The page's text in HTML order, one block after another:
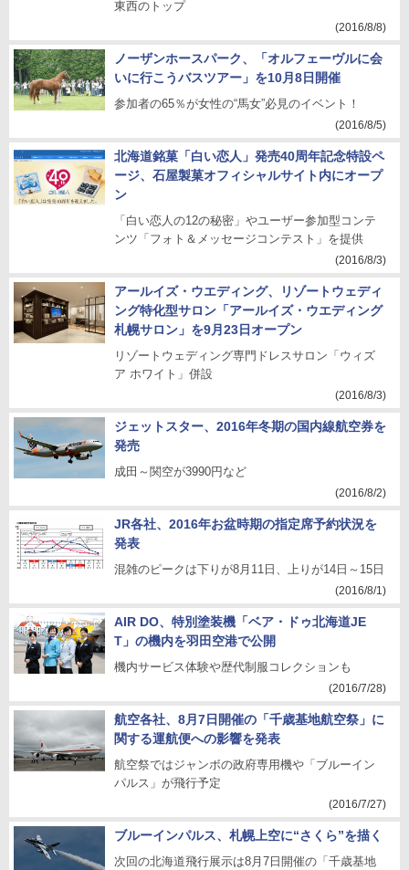
東西のトップ
(2016/8/8)
ノーザンホースパーク、「オルフェーヴルに会
いに行こうバスツアー」を10月8日開催
参加者の65％が女性の“馬女”必見のイベント！
(2016/8/5)
北海道銘菓「白い恋人」発売40周年記念特設ペ
ージ、石屋製菓オフィシャルサイト内にオープ
ン
「白い恋人の12の秘密」やユーザー参加型コンテ
ンツ「フォト＆メッセージコンテスト」を提供
(2016/8/3)
アールイズ・ウエディング、リゾートウェディ
ング特化型サロン「アールイズ・ウエディング
札幌サロン」を9月23日オープン
リゾートウェディング専門ドレスサロン「ウィズ
ア ホワイト」併設
(2016/8/3)
ジェットスター、2016年冬期の国内線航空券を
発売
成田～関空が3990円など
(2016/8/2)
JR各社、2016年お盆時期の指定席予約状況を
発表
混雑のピークは下りが8月11日、上りが14日～15日
(2016/8/1)
AIR DO、特別塗装機「ベア・ドゥ北海道JE
T」の機内を羽田空港で公開
機内サービス体験や歴代制服コレクションも
(2016/7/28)
航空各社、8月7日開催の「千歳基地航空祭」に
関する運航便への影響を発表
航空祭ではジャンボの政府専用機や「ブルーイン
パルス」が飛行予定
(2016/7/27)
ブルーインパルス、札幌上空に“さくら”を描く
次回の北海道飛行展示は8月7日開催の「千歳基地